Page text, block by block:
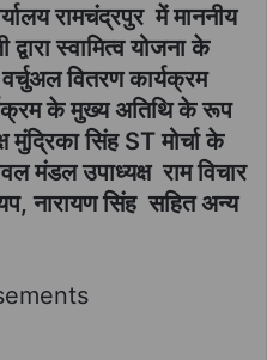
रामचंद्रपुर में माननीय
स्वामित्व योजना के
वितरण कार्यक्रम
के मुख्य अतिथि के रूप
सिंह ST मोर्चा के
मंडल उपाध्यक्ष राम विचार
नारायण सिंह सहित अन्य